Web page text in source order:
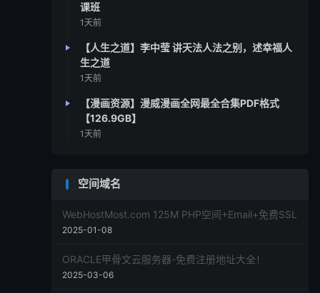
课班
1天前
【人生之道】李中莹 讲天法人法之别，述幸福人
生之道
1天前
【漫画资源】漫威漫画全网最全合集PDF格式
【126.9GB】
1天前
空间域名
WebHostMost.com 125M PHP空间+Email+免费SSL
2025-01-08
ORACLE甲骨文云服务器-免费注册地址大全！
2025-03-06